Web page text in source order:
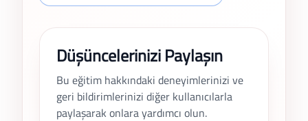
Düşüncelerinizi Paylaşın
Bu eğitim hakkındaki deneyimlerinizi ve
geri bildirimlerinizi diğer kullanıcılarla
paylaşarak onlara yardımcı olun.